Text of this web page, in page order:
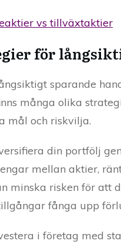
vs tillväxtaktier
för
sparande
många olika
mål och riskvilja.
din portfölj
mellan aktier,
minska risken för
fånga upp
i företag med